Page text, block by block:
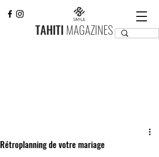
TAHITI MAGAZINES
Rétroplanning de votre mariage